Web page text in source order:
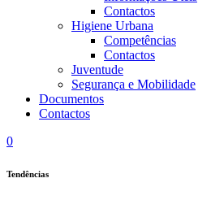
Contactos
Higiene Urbana
Competências
Contactos
Juventude
Segurança e Mobilidade
Documentos
Contactos
0
Tendências